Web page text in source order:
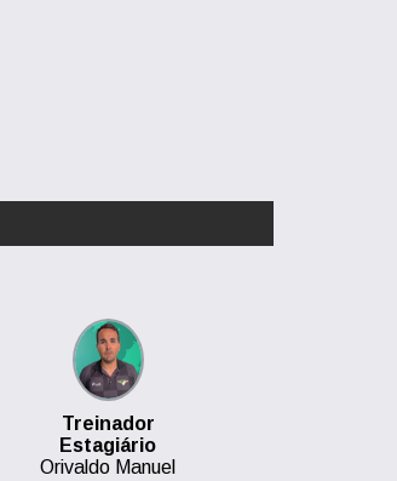
Treinador
Estagiário
Orivaldo Manuel